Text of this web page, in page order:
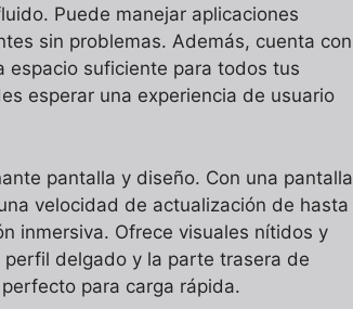
Puede manejar aplicaciones
sin problemas. Además, cuenta con
espacio suficiente para todos tus
esperar una experiencia de usuario
pantalla y diseño. Con una pantalla
velocidad de actualización de hasta
inmersiva. Ofrece visuales nítidos y
delgado y la parte trasera de
para carga rápida.